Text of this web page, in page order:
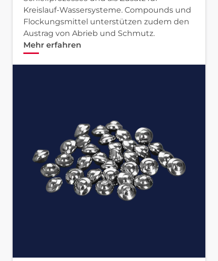
Kreislauf-Wassersysteme. Compounds und
Flockungsmittel unterstützen zudem den
Austrag von Abrieb und Schmutz.
Mehr erfahren